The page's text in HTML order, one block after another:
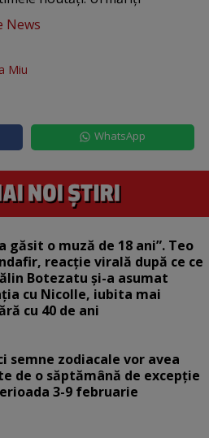
News
Miu
WhatsApp
găsit o muză de 18 ani”. Teo
reacție virală după ce ce
Botezatu și-a asumat
cu Nicolle, iubita mai
cu 40 de ani
semne zodiacale vor avea
de o săptămână de excepție
3-9 februarie